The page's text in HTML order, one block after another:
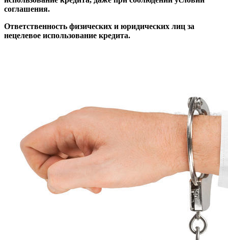
соглашения.
Ответственность физических и юридических лиц за
нецелевое использование кредита.